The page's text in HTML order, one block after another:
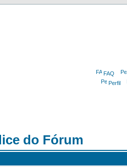
FAQ
Perfil
do Fórum